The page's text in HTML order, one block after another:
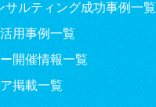
サルティング成功事例一覧
用事例一覧
開催情報一覧
掲載一覧